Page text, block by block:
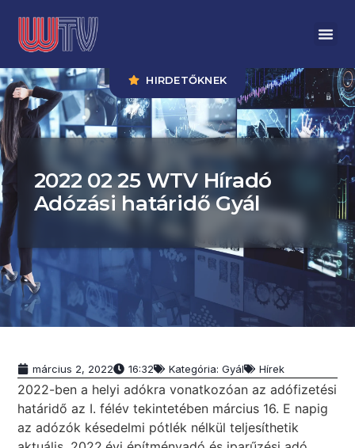
HIRDETŐKNEK
2022 02 25 WTV Híradó
Adózási határidő Gyál
március 2, 2022 16:32 Kategória: Gyál Hírek
2022-ben a helyi adókra vonatkozóan az adófizetési
határidő az I. félév tekintetében március 16. E napig
az adózók késedelmi pótlék nélkül teljesíthetik